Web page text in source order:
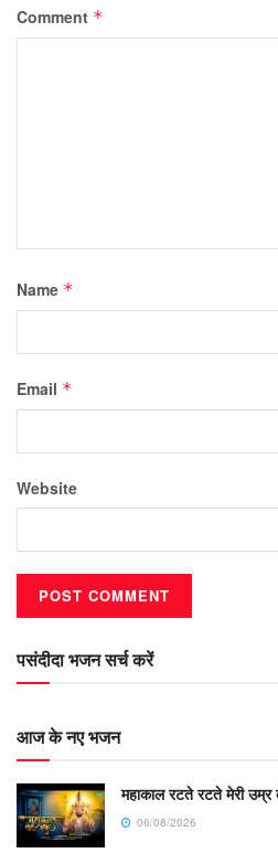
Comment *
Name *
Email *
Website
पसंदीदा भजन सर्च करें
आज के नए भजन
महाकाल रटते रटते मेरी उम्र
06/08/2026